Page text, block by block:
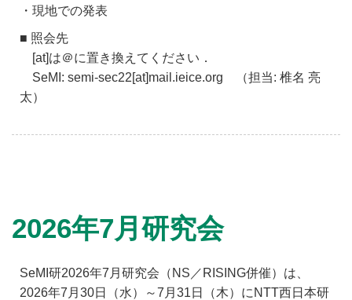
・現地での発表
■ 照会先
[at]は＠に置き換えてください．
SeMI: semi-sec22[at]mail.ieice.org （担当: 椎名 亮
太）
2026年7月研究会
SeMI研2026年7月研究会（NS／RISING併催）は、
2026年7月30日（水）～7月31日（木）にNTT西日本研